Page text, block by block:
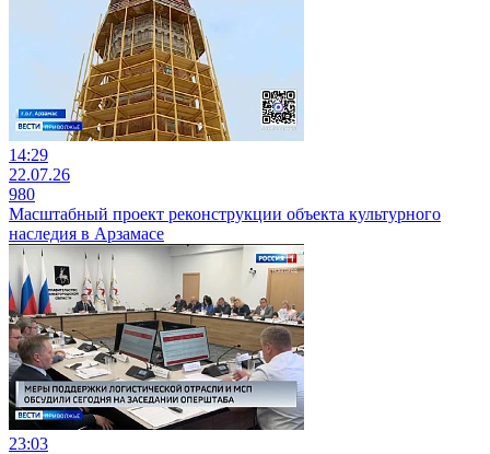
14:29
22.07.26
980
Масштабный проект реконструкции объекта культурного
наследия в Арзамасе
23:03